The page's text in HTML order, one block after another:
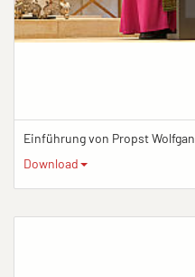
Einführung von Propst
Download